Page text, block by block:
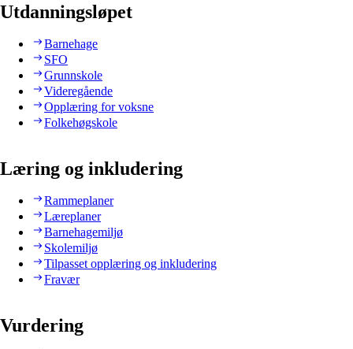
Utdanningsløpet
Barnehage
SFO
Grunnskole
Videregående
Opplæring for voksne
Folkehøgskole
Læring og inkludering
Rammeplaner
Læreplaner
Barnehagemiljø
Skolemiljø
Tilpasset opplæring og inkludering
Fravær
Vurdering